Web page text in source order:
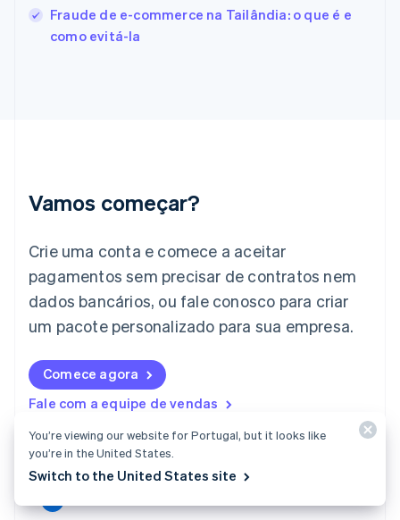
Fraude de e-commerce na Tailândia: o que é e
como evitá-la
Vamos começar?
Crie uma conta e comece a aceitar
pagamentos sem precisar de contratos nem
dados bancários, ou fale conosco para criar
um pacote personalizado para sua empresa.
Comece agora
Fale com a equipe de vendas
Gibraltar
English
Itália
Japão
Letônia
English
Liechtenstein
Deutsch English
English
Luxemburgo
FrançaisDeutschEnglish
English简体中文
Malta
English
EspañolEnglish
You’re viewing our website for Portugal, but it looks like
you’re in the United States.
Switch to the United States site